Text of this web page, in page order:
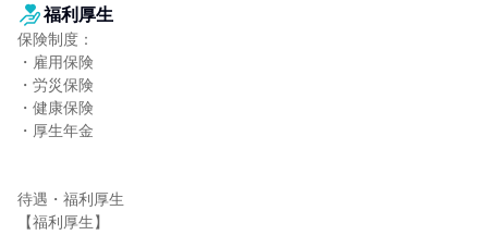
福利厚生
保険制度：
・雇用保険
・労災保険
・健康保険
・厚生年金
待遇・福利厚生
【福利厚生】